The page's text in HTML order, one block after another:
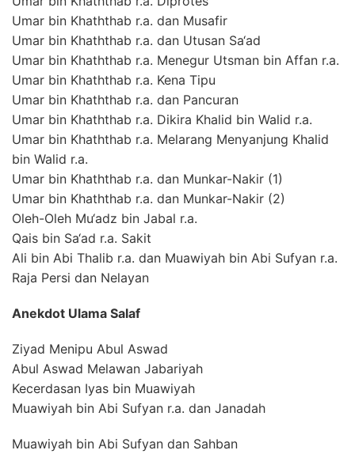
Umar bin Khaththab r.a. dan Musafir
Umar bin Khaththab r.a. dan Utusan Sa‘ad
Umar bin Khaththab r.a. Menegur Utsman bin Affan r.a.
Umar bin Khaththab r.a. Kena Tipu
Umar bin Khaththab r.a. dan Pancuran
Umar bin Khaththab r.a. Dikira Khalid bin Walid r.a.
Umar bin Khaththab r.a. Melarang Menyanjung Khalid
bin Walid r.a.
Umar bin Khaththab r.a. dan Munkar-Nakir (1)
Umar bin Khaththab r.a. dan Munkar-Nakir (2)
Oleh-Oleh Mu‘adz bin Jabal r.a.
Qais bin Sa‘ad r.a. Sakit
Ali bin Abi Thalib r.a. dan Muawiyah bin Abi Sufyan r.a.
Raja Persi dan Nelayan
Anekdot Ulama Salaf
Ziyad Menipu Abul Aswad
Abul Aswad Melawan Jabariyah
Kecerdasan Iyas bin Muawiyah
Muawiyah bin Abi Sufyan r.a. dan Janadah
Muawiyah bin Abi Sufyan dan Sahban